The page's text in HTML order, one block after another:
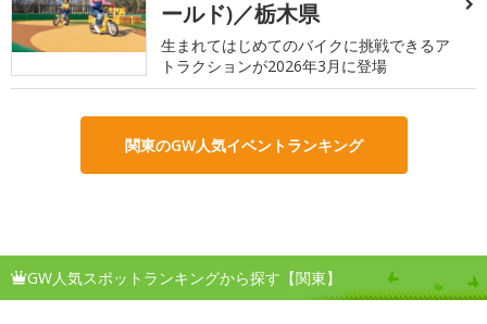
ールド)／栃木県
生まれてはじめてのバイクに挑戦できるア
トラクションが2026年3月に登場
関東のGW人気イベントランキング
GW人気スポットランキングから探す【関東】